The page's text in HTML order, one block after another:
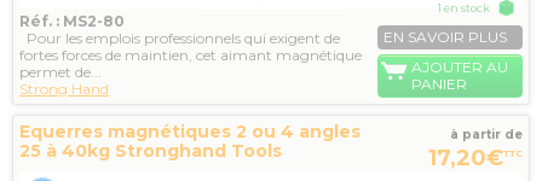
Réf. : MS2-80
Pour les emplois professionnels qui exigent de
fortes forces de maintien, cet aimant magnétique
permet de...
Strong Hand
1 en stock
EN SAVOIR PLUS
AJOUTER AU
PANIER
Equerres magnétiques 2 ou 4 angles
25 à 40kg Stronghand Tools
à partir de
17,20€TTC